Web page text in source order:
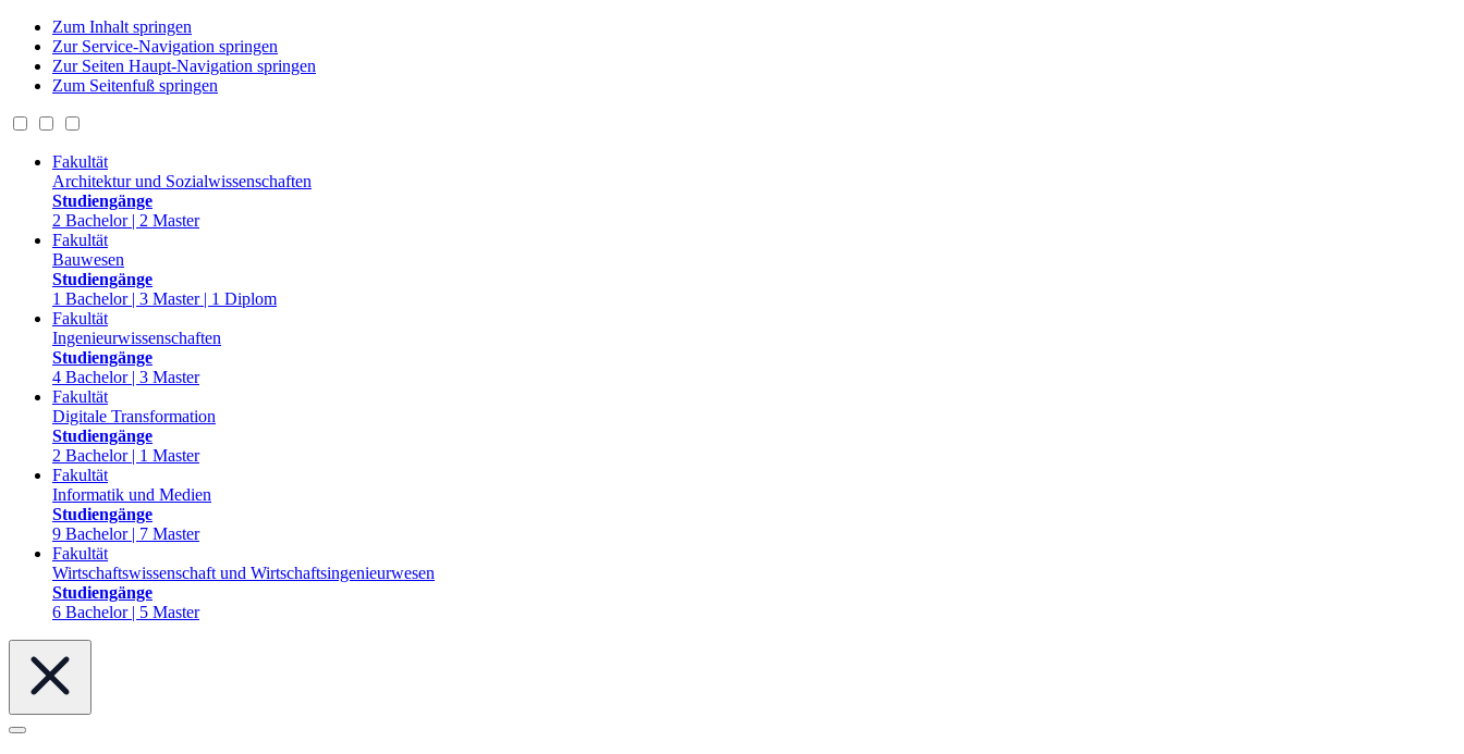
Zum Inhalt springen
Zur Service-Navigation springen
Zur Seiten Haupt-Navigation springen
Zum Seitenfuß springen
Fakultät
Architektur und Sozialwissenschaften
Studiengänge
2 Bachelor | 2 Master
Fakultät
Bauwesen
Studiengänge
1 Bachelor | 3 Master | 1 Diplom
Fakultät
Ingenieurwissenschaften
Studiengänge
4 Bachelor | 3 Master
Fakultät
Digitale Transformation
Studiengänge
2 Bachelor | 1 Master
Fakultät
Informatik und Medien
Studiengänge
9 Bachelor | 7 Master
Fakultät
Wirtschaftswissenschaft und Wirtschaftsingenieurwesen
Studiengänge
6 Bachelor | 5 Master